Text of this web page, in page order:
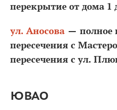
перекрытие от дома 1
ул. Аносова — полное
пересечения с
пересечения с ул.
ЮВАО